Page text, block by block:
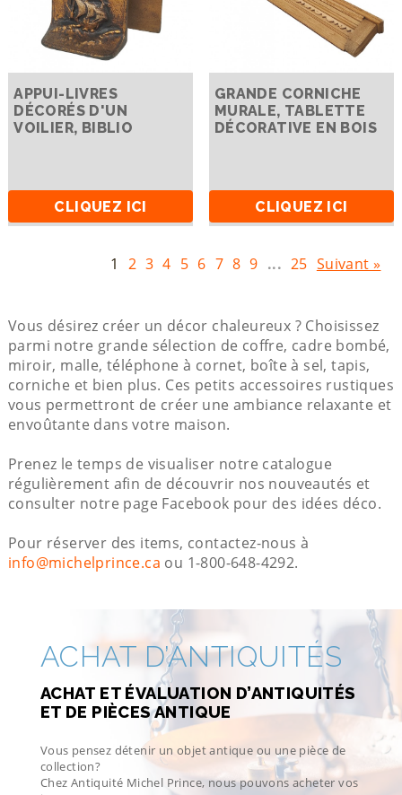
APPUI-LIVRES
DÉCORÉS D'UN
VOILIER, BIBLIO
CLIQUEZ ICI
GRANDE CORNICHE
MURALE, TABLETTE
DÉCORATIVE EN BOIS
CLIQUEZ ICI
1 2 3 4 5 6 7 8 9 ... 25 Suivant »
Vous désirez créer un décor chaleureux ? Choisissez
parmi notre grande sélection de coffre, cadre bombé,
miroir, malle, téléphone à cornet, boîte à sel, tapis,
corniche et bien plus. Ces petits accessoires rustiques
vous permettront de créer une ambiance relaxante et
envoûtante dans votre maison.
Prenez le temps de visualiser notre catalogue
régulièrement afin de découvrir nos nouveautés et
consulter notre page Facebook pour des idées déco.
Pour réserver des items, contactez-nous à
info@michelprince.ca ou 1-800-648-4292.
ACHAT D’ANTIQUITÉS
ACHAT ET ÉVALUATION D’ANTIQUITÉS
ET DE PIÈCES ANTIQUE
Vous pensez détenir un objet antique ou une pièce de
collection?
Chez Antiquité Michel Prince, nous pouvons acheter vos